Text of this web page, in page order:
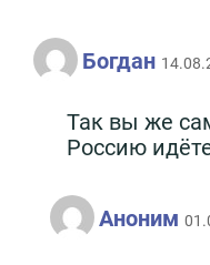
Богдан
Так вы же
Россию
Аноним